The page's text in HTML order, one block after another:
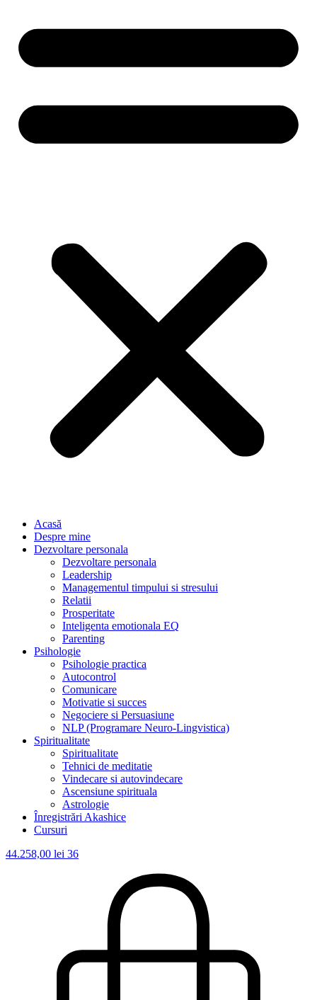
Acasă
Despre mine
Dezvoltare personala
Dezvoltare personala
Leadership
Managementul timpului si stresului
Relatii
Prosperitate
Inteligenta emotionala EQ
Parenting
Psihologie
Psihologie practica
Autocontrol
Comunicare
Motivatie si succes
Negociere si Persuasiune
NLP (Programare Neuro-Lingvistica)
Spiritualitate
Spiritualitate
Tehnici de meditatie
Vindecare si autovindecare
Ascensiune spirituala
Astrologie
Înregistrări Akashice
Cursuri
44.258,00 lei 36